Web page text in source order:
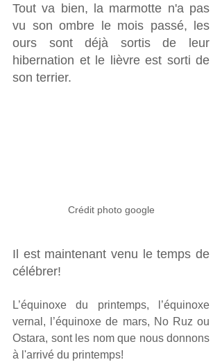
Tout va bien, la marmotte n'a pas
vu son ombre le mois passé, les
ours sont déjà sortis de leur
hibernation et le lièvre est sorti de
son terrier.
Crédit photo google
Il est maintenant venu le temps de
célébrer!
L’équinoxe du printemps, l’équinoxe
vernal, l’équinoxe de mars, No Ruz ou
Ostara, sont les nom que nous donnons
à l'arrivé du printemps!